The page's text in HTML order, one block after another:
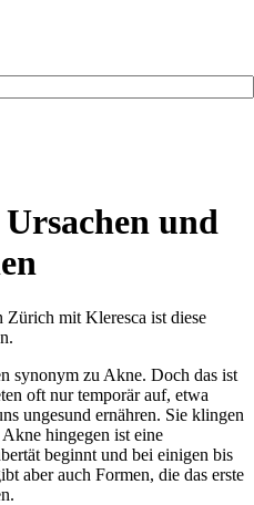
und
synonym zu Akne. Doch das ist
oft nur temporär auf, etwa
ungesund ernähren. Sie klingen
hingegen ist eine
beginnt und bei einigen bis
aber auch Formen, die das erste